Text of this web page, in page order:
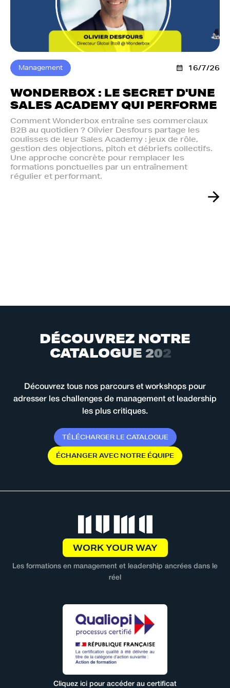
Management 16/7/26
WONDERBOX : LE SECRET D'UNE
SALES ACADEMY QUI PERFORME
Comment Wonderbox entraîne ses commerciaux
B2B au quotidien ? Olivier Desfours partage les
coulisses de leur Sales Academy : jeux de rôle,
gestion des objections, pitch et débriefs collectifs.
Une approche concrète pour remplacer les
formations ponctuelles par un entraînement
régulier et performant.
DÉCOUVREZ NOTRE
CATALOGUE 202
Découvrez tous nos parcours et workshops pour
adresser les challenges de management et leadership
les plus critiques.
TÉLÉCHARGER LE CATALOGUE
ÉCHANGERAVEC NOTRE ÉQUIPE
WORK YOUR WAY
Les formations en management et leadership ancrées dans le
réel
Cliquez ici pour accéder au certificat